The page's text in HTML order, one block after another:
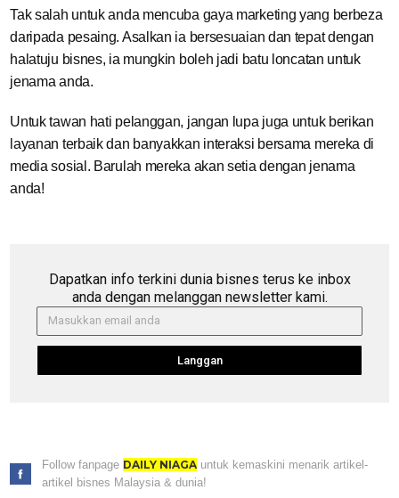
Tak salah untuk anda mencuba gaya marketing yang berbeza
daripada pesaing. Asalkan ia bersesuaian dan tepat dengan
halatuju bisnes, ia mungkin boleh jadi batu loncatan untuk
jenama anda.
Untuk tawan hati pelanggan, jangan lupa juga untuk berikan
layanan terbaik dan banyakkan interaksi bersama mereka di
media sosial. Barulah mereka akan setia dengan jenama
anda!
Dapatkan info terkini dunia bisnes terus ke inbox
anda dengan melanggan newsletter kami.
Langgan
Follow fanpage DAILY NIAGA untuk kemaskini menarik artikel-
artikel bisnes Malaysia & dunia!